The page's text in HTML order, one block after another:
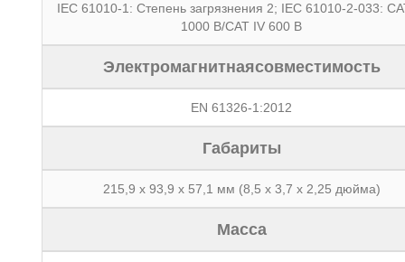
IEC 61010-1: Степень загрязнения 2; IEC 61010-2-033:
1000 В/CAT IV 600 В
Электромагнитнаясовместимость
EN 61326-1:2012
Габариты
215,9 x 93,9 x 57,1 мм (8,5 x 3,7 x 2,25 дюйма)
Масса